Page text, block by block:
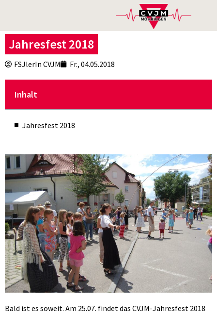
Jahresfest 2018
FSJlerIn CVJM Fr., 04.05.2018
Inhalt
Jahresfest 2018
Bald ist es soweit. Am 25.07. findet das CVJM-Jahresfest 2018